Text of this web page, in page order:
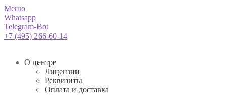
Меню
Whatsapp
Telegram-Bot
+7 (495) 266-60-14
О центре
Лицензии
Реквизиты
Оплата и доставка